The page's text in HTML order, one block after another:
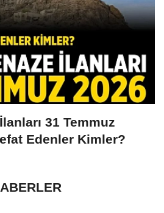
31 Temmuz
Edenler Kimler?